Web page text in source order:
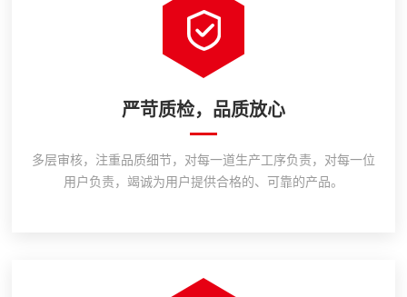
严苛质检，品质放心
多层审核，注重品质细节，对每一道生产工序负责，对每一位
用户负责，竭诚为用户提供合格的、可靠的产品。